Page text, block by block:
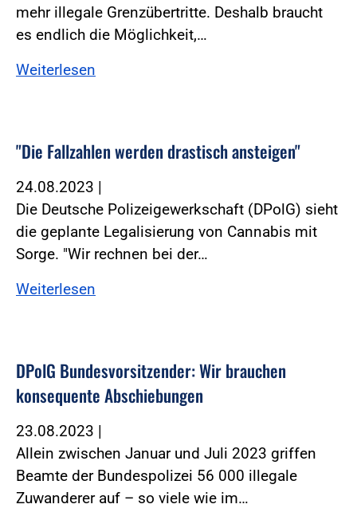
mehr illegale Grenzübertritte. Deshalb braucht
es endlich die Möglichkeit,…
Weiterlesen
"Die Fallzahlen werden drastisch ansteigen"
24.08.2023 |
Die Deutsche Polizeigewerkschaft (DPolG) sieht
die geplante Legalisierung von Cannabis mit
Sorge. "Wir rechnen bei der…
Weiterlesen
DPolG Bundesvorsitzender: Wir brauchen
konsequente Abschiebungen
23.08.2023 |
Allein zwischen Januar und Juli 2023 griffen
Beamte der Bundespolizei 56 000 illegale
Zuwanderer auf – so viele wie im…